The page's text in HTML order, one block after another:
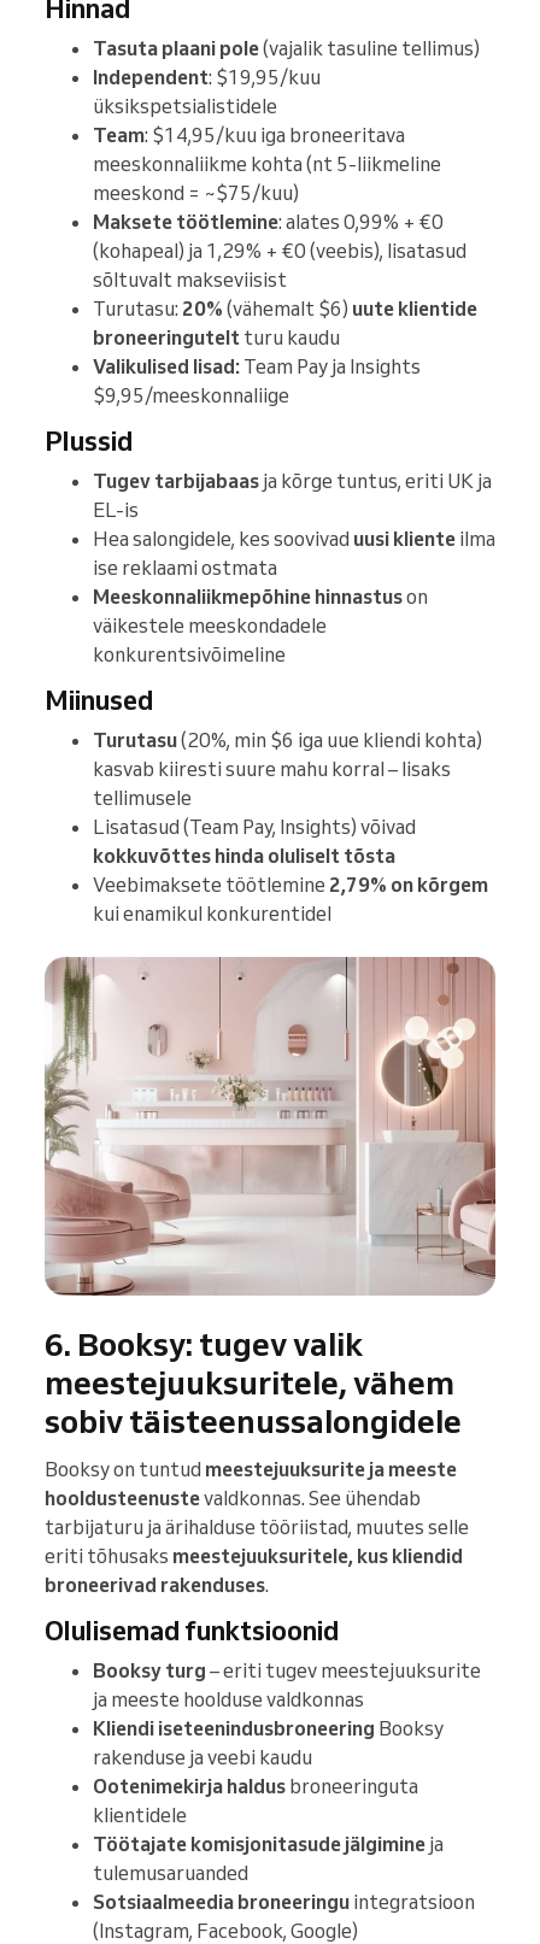
Hinnad
Tasuta plaani pole(vajalik tasuline tellimus)
Independent: $19,95/kuu
üksikspetsialistidele
Team: $14,95/kuu iga broneeritava
meeskonnaliikme kohta (nt 5-liikmeline
meeskond = ~$75/kuu)
Maksete töötlemine: alates 0,99% + €0
(kohapeal) ja 1,29% + €0 (veebis), lisatasud
sõltuvalt makseviisist
Turutasu: 20% (vähemalt $6) uute klientide
broneeringutelt turu kaudu
Valikulised lisad: Team Pay ja Insights
$9,95/meeskonnaliige
Plussid
Tugev tarbijabaas ja kõrge tuntus, eriti UK ja
EL-is
Hea salongidele, kes soovivad uusi kliente ilma
ise reklaami ostmata
Meeskonnaliikmepõhine hinnastuson
väikestele meeskondadele
konkurentsivõimeline
Miinused
Turutasu(20%, min $6 iga uue kliendi kohta)
kasvab kiiresti suure mahu korral – lisaks
tellimusele
Lisatasud (Team Pay, Insights) võivad
kokkuvõttes hinda oluliselt tõsta
Veebimaksete töötlemine 2,79% on kõrgem
kui enamikul konkurentidel
6. Booksy: tugev valik
meestejuuksuritele, vähem
sobiv täisteenussalongidele
Booksy on tuntud meestejuuksurite ja meeste
hooldusteenustevaldkonnas. See ühendab
tarbijaturu ja ärihalduse tööriistad, muutes selle
eriti tõhusaks meestejuuksuritele, kus kliendid
broneerivad rakenduses.
Olulisemad funktsioonid
Booksy turg – eriti tugev meestejuuksurite
ja meeste hoolduse valdkonnas
Kliendi iseteenindusbroneering Booksy
rakenduse ja veebi kaudu
Ootenimekirja haldus broneeringuta
klientidele
Töötajate komisjonitasude jälgimine ja
tulemusaruanded
Sotsiaalmeedia broneeringu integratsioon
(Instagram, Facebook, Google)